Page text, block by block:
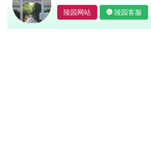
陵园网站 陵园客服